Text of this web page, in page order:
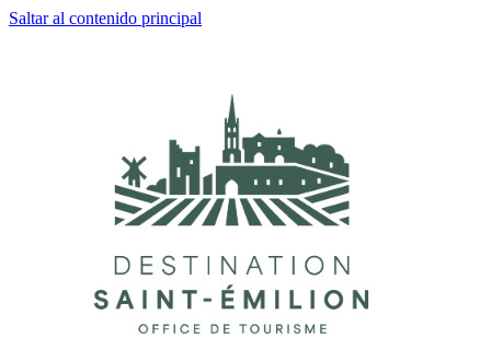
Saltar al contenido principal